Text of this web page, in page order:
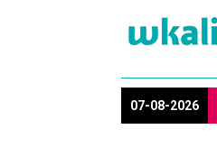
07-08-2026